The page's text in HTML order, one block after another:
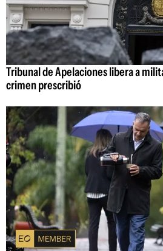
Tribunal de Apelaciones libera a
crimen prescribió